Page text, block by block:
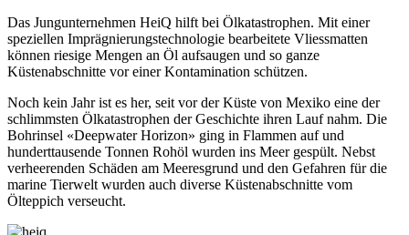
Das Jungunternehmen HeiQ hilft bei Ölkatastrophen. Mit einer
speziellen Imprägnierungstechnologie bearbeitete Vliessmatten
können riesige Mengen an Öl aufsaugen und so ganze
Küstenabschnitte vor einer Kontamination schützen.
Noch kein Jahr ist es her, seit vor der Küste von Mexiko eine der
schlimmsten Ölkatastrophen der Geschichte ihren Lauf nahm. Die
Bohrinsel «Deepwater Horizon» ging in Flammen auf und
hunderttausende Tonnen Rohöl wurden ins Meer gespült. Nebst
verheerenden Schäden am Meeresgrund und den Gefahren für die
marine Tierwelt wurden auch diverse Küstenabschnitte vom
Ölteppich verseucht.